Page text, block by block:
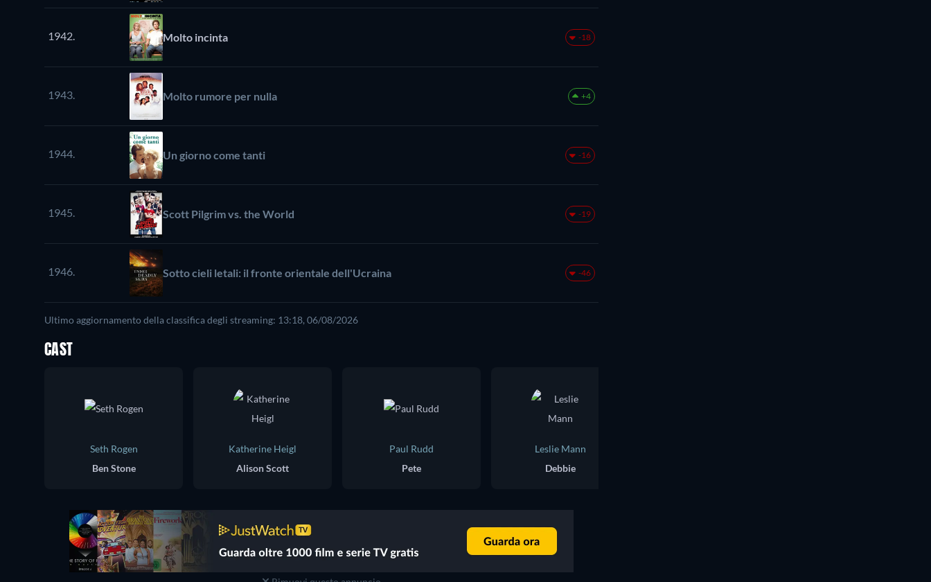
1942. Molto incinta -18
1943. Molto rumore per nulla +4
1944. Un giorno come tanti -16
1945. Scott Pilgrim vs. the World -19
1946. Sotto cieli letali: il fronte orientale dell'Ucraina -46
Ultimo aggiornamento della classifica degli streaming: 13:18, 06/08/2026
CAST
Seth Rogen
Ben Stone
Katherine Heigl
Alison Scott
Paul Rudd
Pete
Leslie Mann
Debbie